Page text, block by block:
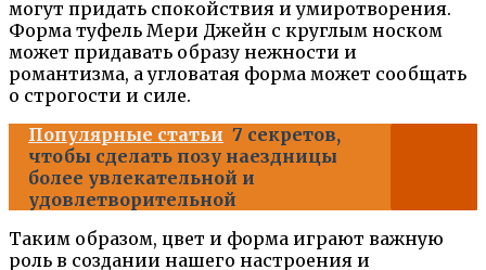
могут придать спокойствия и умиротворения.
Форма туфель Мери Джейн с круглым носком
может придавать образу нежности и
романтизма, а угловатая форма может сообщать
о строгости и силе.
Популярные статьи 7 секретов,
чтобы сделать позу наездницы
более увлекательной и
удовлетворительной
Таким образом, цвет и форма играют важную
роль в создании нашего настроения и